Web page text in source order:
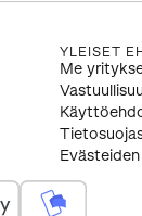
YLEISET
Me